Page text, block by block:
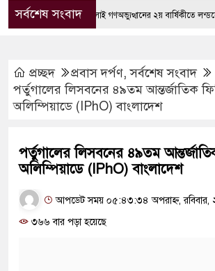
সর্বশেষ সংবাদজুলাই গণঅভ্যুত্থানের ২য় বার্ষিকীতে লন্ডনে
প্রচ্ছদ প্রবাস দর্পণ,সর্বশেষ সংবাদ
পর্তুগালের লিসবনের ৪৯তম আন্তর্জাতিক
অলিম্পিয়াডে (IPhO) বাংলাদেশ
পর্তুগালের লিসবনের ৪৯তম
অলিম্পিয়াডে (IPhO) বাংলাদেশ
আপডেট সময় ০৫:৪৩:৩৪ অপরাহ্ন,
৩৬৬ বার পড়া হয়েছে